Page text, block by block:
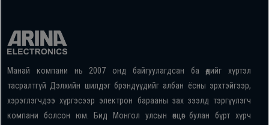
Манай компани нь 2007 онд байгуулагдсан ба өдийг хүртэл
тасралтгүй Дэлхийн шилдэг брэндүүдийг албан ёсны эрхтэйгээр,
хэрэглэгчдээ хүргэсээр электрон барааны зах зээлд тэргүүлэгч
компани болсон юм. Бид Монгол улсын өнцөг булан бүрт хүрч